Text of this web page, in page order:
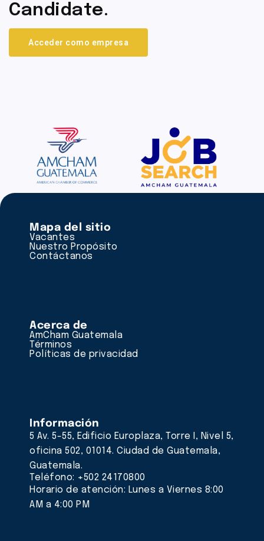
Candidate.
Acceder como empresa
Mapa del sitio
Vacantes
Nuestro Propósito
Contáctanos
Acerca de
AmCham Guatemala
Términos
Políticas de privacidad
Información
5 Av. 5-55, Edificio Europlaza, Torre I, Nivel 5,
oficina 502, 01014. Ciudad de Guatemala,
Guatemala.
Teléfono: +502 24170800
Horario de atención: Lunes a Viernes 8:00
AM a 4:00 PM